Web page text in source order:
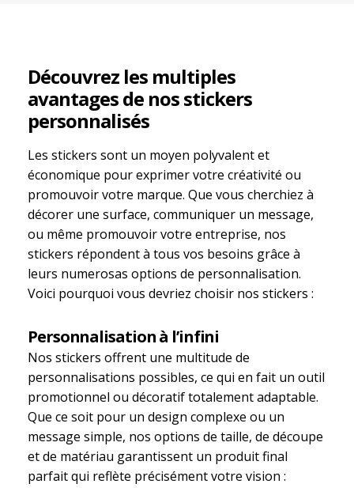
Découvrez les multiples
avantages de nos stickers
personnalisés
Les stickers sont un moyen polyvalent et
économique pour exprimer votre créativité ou
promouvoir votre marque. Que vous cherchiez à
décorer une surface, communiquer un message,
ou même promouvoir votre entreprise, nos
stickers répondent à tous vos besoins grâce à
leurs numerosas options de personnalisation.
Voici pourquoi vous devriez choisir nos stickers :
Personnalisation à l’infini
Nos stickers offrent une multitude de
personnalisations possibles, ce qui en fait un outil
promotionnel ou décoratif totalement adaptable.
Que ce soit pour un design complexe ou un
message simple, nos options de taille, de découpe
et de matériau garantissent un produit final
parfait qui reflète précisément votre vision :